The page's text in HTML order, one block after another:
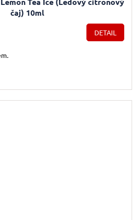
čaj) 10ml
DETAIL